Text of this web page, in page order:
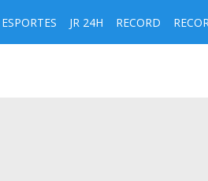
ESPORTES JR 24H RECORD